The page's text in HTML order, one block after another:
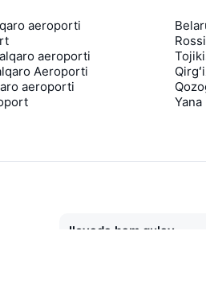
aeroporti
aeroporti
Aeroporti
aeroporti
Ilovada ham qulay